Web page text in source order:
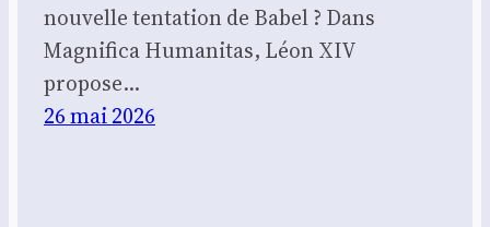
nouvelle tentation de Babel ? Dans
Magnifica Humanitas, Léon XIV
propose…
26 mai 2026